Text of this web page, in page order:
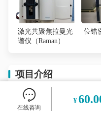
在线咨询
¥
激光共聚焦拉曼光
谱仪（Raman）
位错
项目介绍
功能简介：
傅里叶变换红外光谱